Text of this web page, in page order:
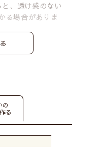
、透け感のない
る場合がありま
の
る